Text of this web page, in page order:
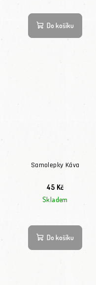
Do košíku
Samolepky Káva
45 Kč
Skladem
Do košíku